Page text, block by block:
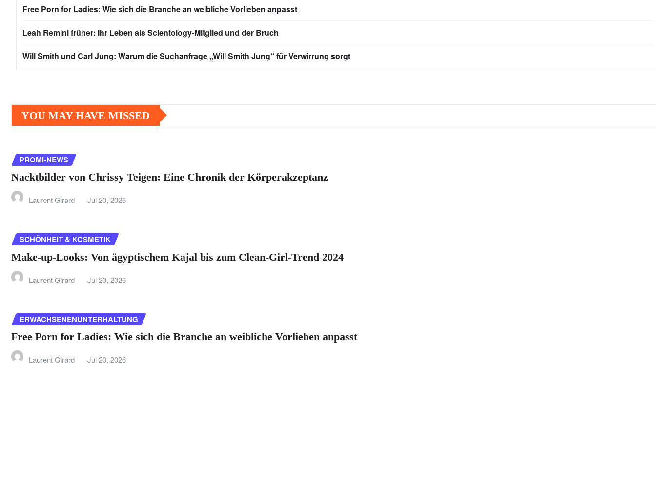
Free Porn for Ladies: Wie sich die Branche an weibliche Vorlieben anpasst
Leah Remini früher: Ihr Leben als Scientology-Mitglied und der Bruch
Will Smith und Carl Jung: Warum die Suchanfrage „Will Smith Jung“ für Verwirrung sorgt
YOU MAY HAVE MISSED
PROMI-NEWS
Nacktbilder von Chrissy Teigen: Eine Chronik der Körperakzeptanz
Laurent Girard Jul 20, 2026
SCHÖNHEIT & KOSMETIK
Make-up-Looks: Von ägyptischem Kajal bis zum Clean-Girl-Trend 2024
Laurent Girard Jul 20, 2026
ERWACHSENENUNTERHALTUNG
Free Porn for Ladies: Wie sich die Branche an weibliche Vorlieben anpasst
Laurent Girard Jul 20, 2026